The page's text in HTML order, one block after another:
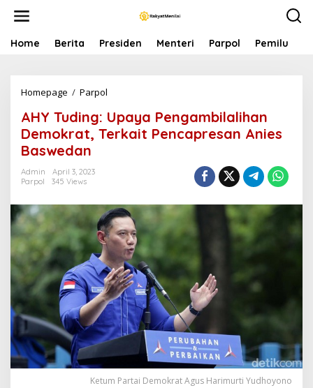
Home Berita Presiden Menteri Parpol Pemilu
Homepage / Parpol
Y
T
u
:
U
p
a
a
P
e
n
g
a
m
b
i
l
AHY Tuding: Upaya Pengambilalihan
Demokrat, Terkait Pencapresan Anies
Baswedan
Admin
April 3, 2023
Parpol
345 Views
Ketum Partai Demokrat Agus Harimurti Yudhoyono